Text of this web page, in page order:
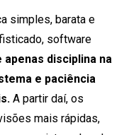
simples, barata e
software
apenas disciplina na
e paciência
A partir daí, os
mais rápidas,